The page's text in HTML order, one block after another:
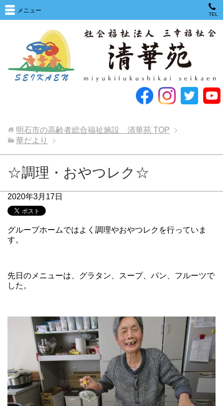
メニュー
TEL
明石市の高齢者総合福祉施設 清華苑 TOP
華だより
☆調理・おやつレク☆
2020年3月17日
グループホームではよく調理やおやつレクを行っていま
す。
先日のメニューは、グラタン、スープ、パン、フルーツで
した。